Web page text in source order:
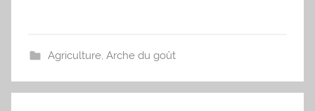
Agriculture, Arche du goût